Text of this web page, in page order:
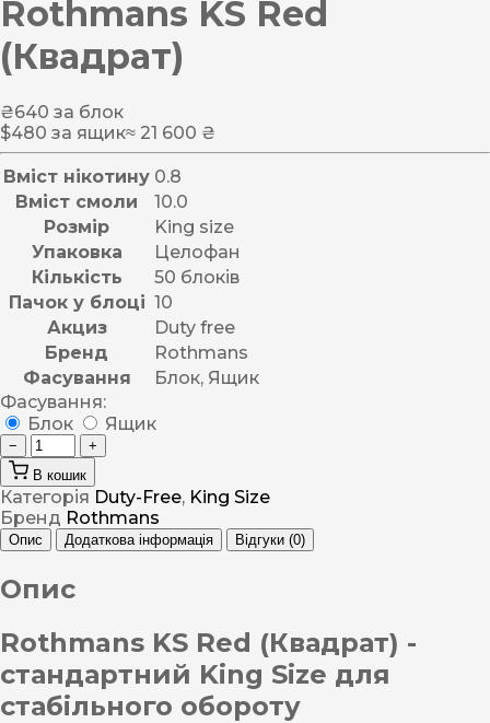
Rothmans KS Red
(Квадрат)
₴640 за блок
$480 за ящик≈ 21 600 ₴
Вміст нікотину 0.8
Вміст смоли
10.0
Розмір
King size
Упаковка
Целофан
Кількість
50 блоків
Пачок у блоці 10
Акциз
Duty free
Бренд
Rothmans
Фасування
Блок, Ящик
Фасування:
Блок
Ящик
−
+
В кошик
Категорія Duty-Free, King Size
Бренд Rothmans
Опис Додаткова інформація Відгуки (0)
Опис
Rothmans KS Red (Квадрат) -
стандартний King Size для
стабільного обороту